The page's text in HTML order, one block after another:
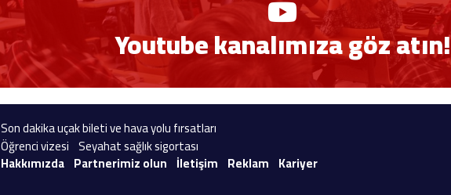
Youtube kanalımıza göz atın!
Son dakika uçak bileti ve hava yolu fırsatları
Öğrenci vizesi Seyahat sağlık sigortası
Hakkımızda Partnerimiz olun İletişim Reklam Kariyer